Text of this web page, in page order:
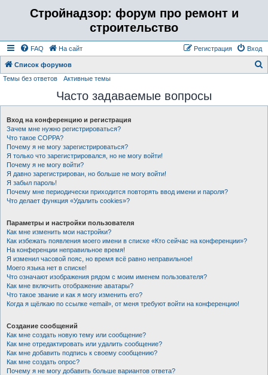
Стройнадзор: форум про ремонт и
строительство
FAQ На сайт Вход
Регистрация
Список форумов
с
Темы без ответов Активные темы
Часто задаваемые вопросы
Вход на конференцию и регистрация
Зачем мне нужно регистрироваться?
Что такое COPPA?
Почему я не могу зарегистрироваться?
Я только что зарегистрировался, но не могу войти!
Почему я не могу войти?
Я давно зарегистрирован, но больше не могу войти!
Я забыл пароль!
Почему мне периодически приходится повторять ввод имени и пароля?
Что делает функция «Удалить cookies»?
Параметры и настройки пользователя
Как мне изменить мои настройки?
Как избежать появления моего имени в списке «Кто сейчас на конференции»?
На конференции неправильное время!
Я изменил часовой пояс, но время всё равно неправильное!
Моего языка нет в списке!
Что означают изображения рядом с моим именем пользователя?
Как мне включить отображение аватары?
Что такое звание и как я могу изменить его?
Когда я щёлкаю по ссылке «email», от меня требуют войти на конференцию!
Создание сообщений
Как мне создать новую тему или сообщение?
Как мне отредактировать или удалить сообщение?
Как мне добавить подпись к своему сообщению?
Как мне создать опрос?
Почему я не могу добавить больше вариантов ответа?